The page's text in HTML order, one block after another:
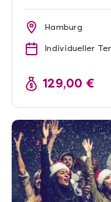
Hamburg
Individueller
129,00 €